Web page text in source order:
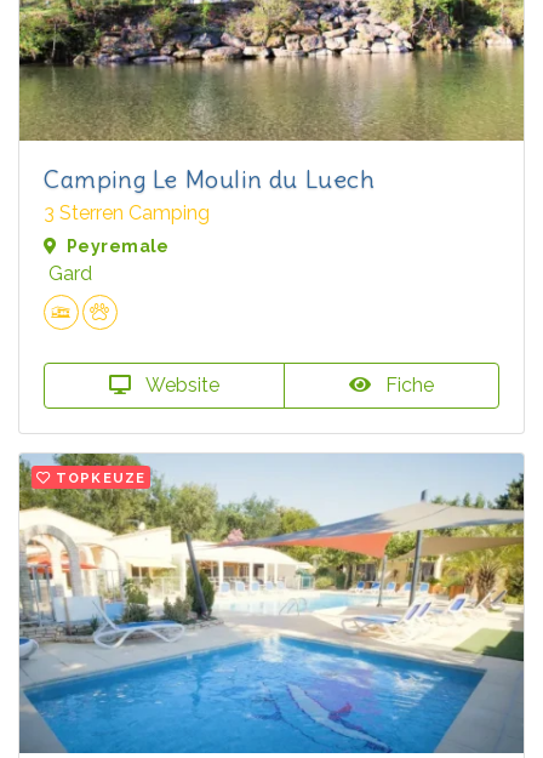
Camping Le Moulin du Luech
3 Sterren Camping
Peyremale
Gard
Website Fiche
TOPKEUZE